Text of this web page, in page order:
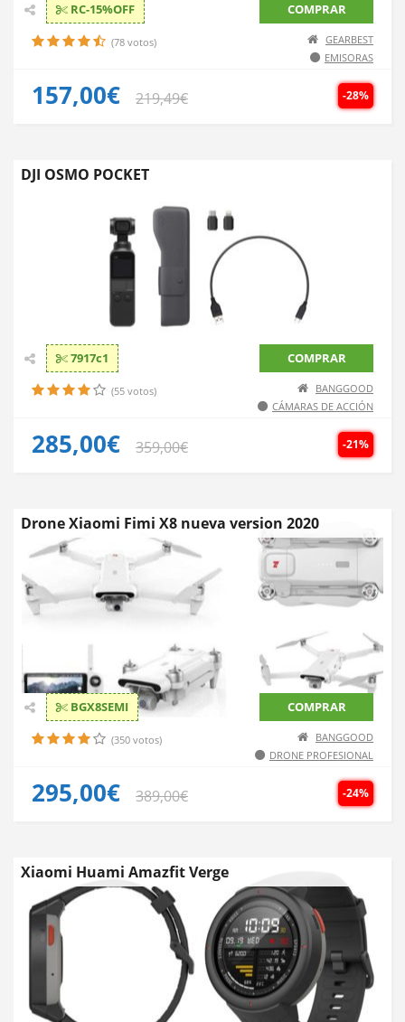
RC-15%OFF COMPRAR
(78 votos)
GEARBEST
EMISORAS
-28%
157,00€ 219,49€
DJI OSMO POCKET
7917c1 COMPRAR
(55 votos)
BANGGOOD
CÁMARAS DE ACCIÓN
-21%
285,00€ 359,00€
Drone Xiaomi Fimi X8 nueva version 2020
BGX8SEMI COMPRAR
(350 votos)
BANGGOOD
DRONE PROFESIONAL
-24%
295,00€ 389,00€
Xiaomi Huami Amazfit Verge